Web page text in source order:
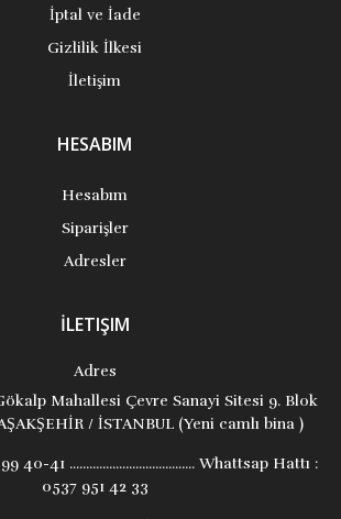
İptal ve İade
Gizlilik İlkesi
İletişim
HESABIM
Hesabım
Siparişler
Adresler
İLETIŞIM
Adres
Mahallesi Çevre Sanayi Sitesi 9. Blok
/ İSTANBUL (Yeni camlı bina )
40-41 ...................................... Whattsap Hattı :
0537 951 42 33